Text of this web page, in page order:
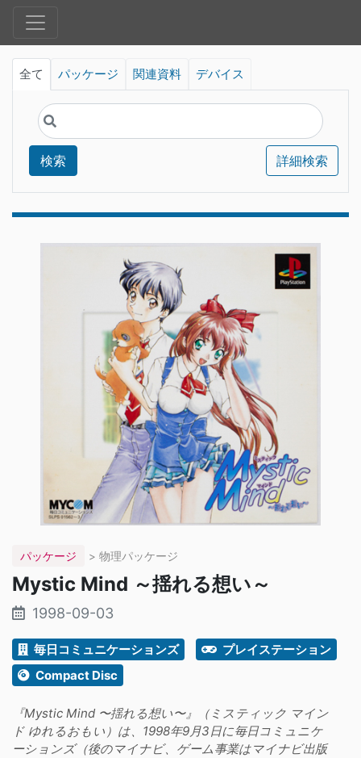
全て パッケージ 関連資料 デバイス
検索 詳細検索
パッケージ > 物理パッケージ
Mystic Mind ～揺れる想い～
1998-09-03
毎日コミュニケーションズ
プレイステーション
Compact Disc
『Mystic Mind 〜揺れる想い〜』（ミスティック マイン
ド ゆれるおもい）は、1998年9月3日に毎日コミュニケ
ーションズ（後のマイナビ、ゲーム事業はマイナビ出版